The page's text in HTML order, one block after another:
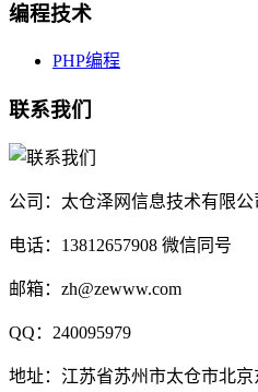
编程技术
PHP编程
联系我们
公司：太仓泽网信息技术有限公
电话：13812657908 微信同号
邮箱：zh@zewww.com
QQ：240095979
地址：江苏省苏州市太仓市北